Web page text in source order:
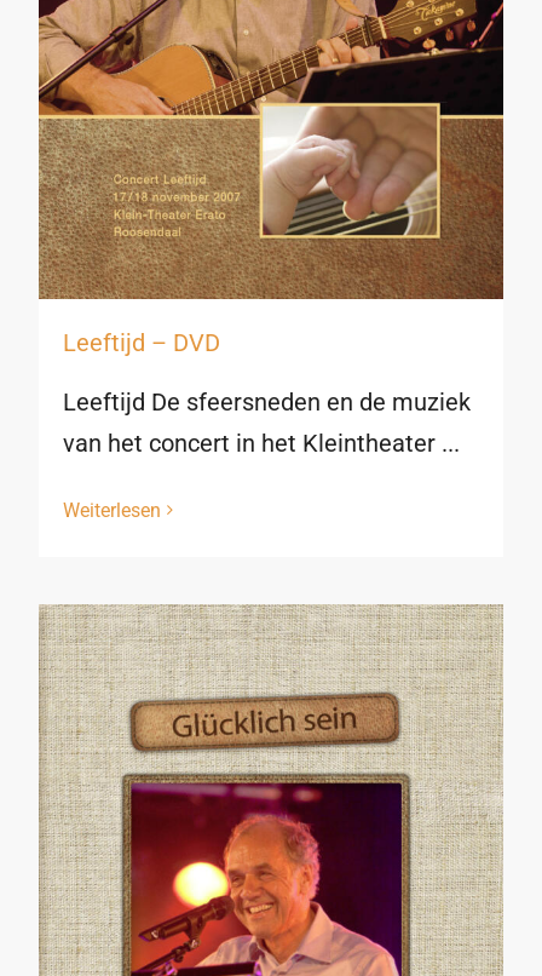
Leeftijd – DVD
Leeftijd De sfeersneden en de muziek
van het concert in het Kleintheater ...
Weiterlesen